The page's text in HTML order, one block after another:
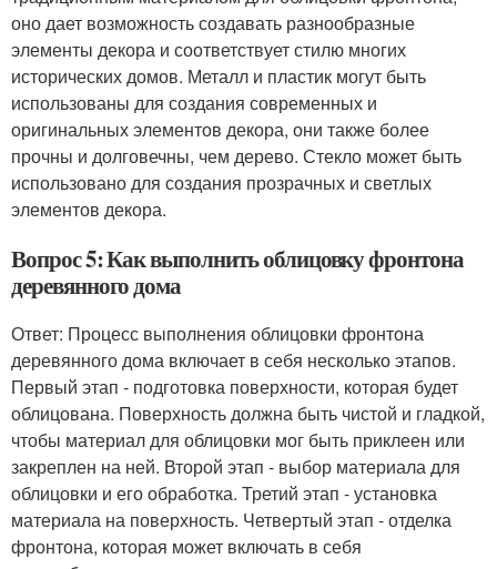
оно дает возможность создавать разнообразные
элементы декора и соответствует стилю многих
исторических домов. Металл и пластик могут быть
использованы для создания современных и
оригинальных элементов декора, они также более
прочны и долговечны, чем дерево. Стекло может быть
использовано для создания прозрачных и светлых
элементов декора.
Вопрос 5: Как выполнить облицовку фронтона
деревянного дома
Ответ: Процесс выполнения облицовки фронтона
деревянного дома включает в себя несколько этапов.
Первый этап - подготовка поверхности, которая будет
облицована. Поверхность должна быть чистой и гладкой,
чтобы материал для облицовки мог быть приклеен или
закреплен на ней. Второй этап - выбор материала для
облицовки и его обработка. Третий этап - установка
материала на поверхность. Четвертый этап - отделка
фронтона, которая может включать в себя